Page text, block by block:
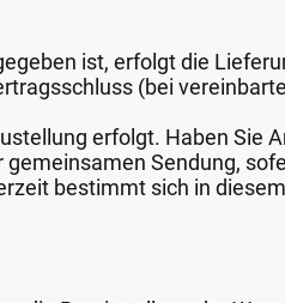
ist, erfolgt die
(bei
erfolgt. Haben Sie
Sendung,
bestimmt sich in